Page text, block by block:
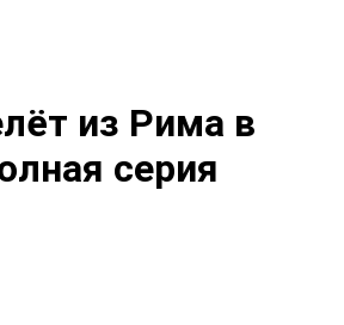
из Рима в
серия